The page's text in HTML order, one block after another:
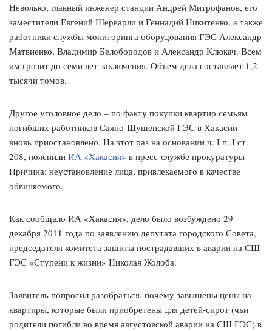
Неволько, главный инженер станции Андрей Митрофанов, его
заместители Евгений Шерварли и Геннадий Никитенко, а также
работники службы мониторинга оборудования ГЭС Александр
Матвиенко, Владимир Белобородов и Александр Клюкач. Всем
им грозит до семи лет заключения. Объем дела составляет 1,2
тысячи томов.
Другое уголовное дело – по факту покупки квартир семьям
погибших работников Саяно-Шушенской ГЭС в Хакасии –
вновь приостановлено. На этот раз на основании ч. I п. I ст.
208, пояснили ИА «Хакасия» в пресс-службе прокуратуры
Причина: неустановление лица, привлекаемого в качестве
обвиняемого.
Как сообщало ИА «Хакасия», дело было возбуждено 29
декабря 2011 года по заявлению депутата городского Совета,
председателя комитета защиты пострадавших в аварии на СШ
ГЭС «Ступени к жизни» Николая Жолоба.
Заявитель попросил разобраться, почему завышены цены на
квартиры, которые были приобретены для детей-сирот (чьи
родители погибли во время августовской аварии на СШ ГЭС) в